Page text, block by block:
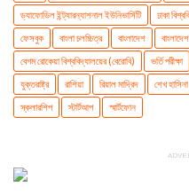
ড্যাফোডিল ইন্ট্যারন্যাশনাল ইউনিভার্সিটি
ঢাকা
ফেসবুক
বাংলা চলচ্চিত্র বাংলাদেশ
বেগম রোকেয়া বিশ্ববিদ্যালয়ের (বেরোবি)
ভর্তি পরীক্ষা
যুক্তরাষ্ট্র
রাশিয়া রিয়াল মাদ্রিদ শেখ হাসিনা
স্কলারশিপ
স্টার্টআপ স্মার্টফোন